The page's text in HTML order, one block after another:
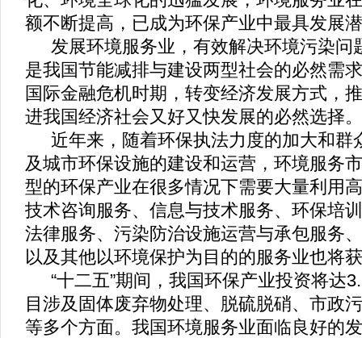
额不断提高，已成为环保产业中最具发展
发展环境服务业，有效解决环境污染问
是我国节能减排与建设两型社会的必然需
国际金融危机时期，转变经济发展方式，
进我国经济社会又好又快发展的必然选择。
近年来，随着环保执法力度的加大和群
及城市环保设施的建设和运营，环境服务
型的环保产业在很多情况下需要大量利用
技术咨询服务、信息与技术服务、环保培
法律服务、污染防治设施运营与承包服务
以及其他以环境保护为目的的服务业也将
“十二五”期间，我国环保产业投资将达
目涉及固体废弃物处理、脱硫脱硝、市政
等多个方面。我国环境服务业面临良好的